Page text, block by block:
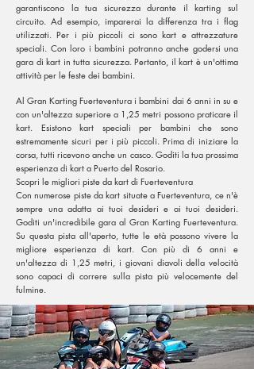
garantiscono la tua sicurezza durante il karting sul
circuito. Ad esempio, imparerai la differenza tra i flag
utilizzati. Per i più piccoli ci sono kart e attrezzature
speciali. Con loro i bambini potranno anche godersi una
gara di kart in tutta sicurezza. Pertanto, il kart è un'ottima
attività per le feste dei bambini.
Al Gran Karting Fuerteventura i bambini dai 6 anni in su e
con un'altezza superiore a 1,25 metri possono praticare il
kart. Esistono kart speciali per bambini che sono
estremamente sicuri per i più piccoli. Prima di iniziare la
corsa, tutti ricevono anche un casco. Goditi la tua prossima
esperienza di kart a Puerto del Rosario.
Scopri le migliori piste da kart di Fuerteventura
Con numerose piste da kart situate a Fuerteventura, ce n'è
sempre una adatta ai tuoi desideri e ai tuoi desideri.
Goditi un'incredibile gara al Gran Karting Fuerteventura.
Su questa pista all'aperto, tutte le età possono vivere la
migliore esperienza di kart. Con più di 6 anni e
un'altezza di 1,25 metri, i giovani diavoli della velocità
sono capaci di correre sulla pista più velocemente del
fulmine.